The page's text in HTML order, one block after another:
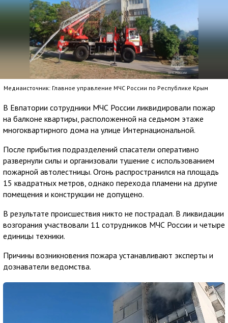
Медиаисточник: Главное управление МЧС России по Республике Крым
В Евпатории сотрудники МЧС России ликвидировали пожар
на балконе квартиры, расположенной на седьмом этаже
многоквартирного дома на улице Интернациональной.
После прибытия подразделений спасатели оперативно
развернули силы и организовали тушение с использованием
пожарной автолестницы. Огонь распространился на площадь
15 квадратных метров, однако перехода пламени на другие
помещения и конструкции не допущено.
В результате происшествия никто не пострадал. В ликвидации
возгорания участвовали 11 сотрудников МЧС России и четыре
единицы техники.
Причины возникновения пожара устанавливают эксперты и
дознаватели ведомства.